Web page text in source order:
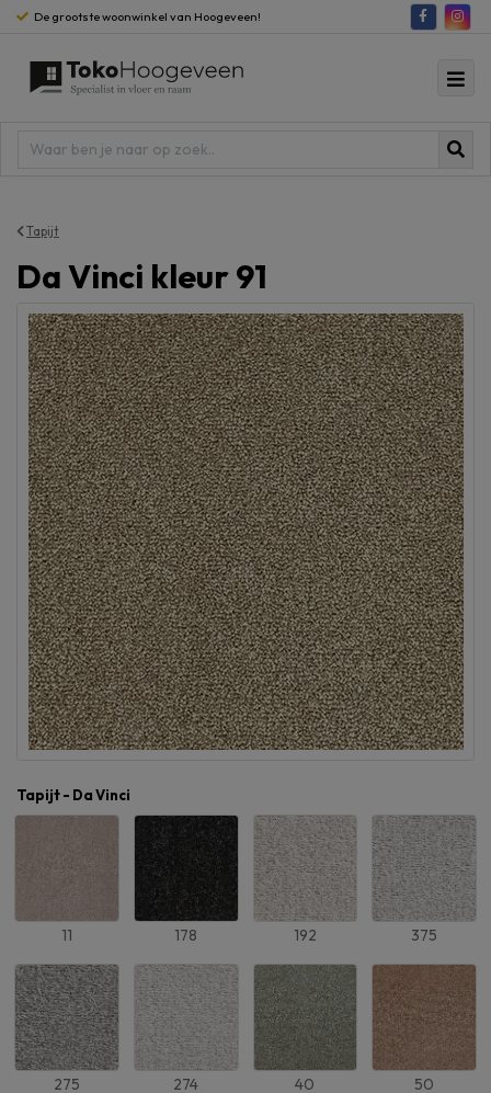
De grootste woonwinkel van Hoogeveen!
Tapijt
Da Vinci kleur 91
Tapijt - Da Vinci
11 178 192 375
275 274 40 50